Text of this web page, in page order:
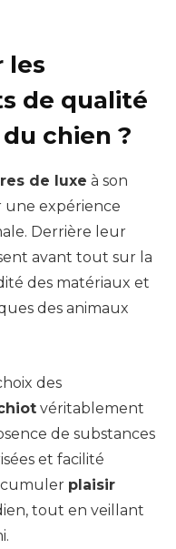
les
de qualité
chien ?
de luxe à son
une expérience
Derrière leur
avant tout sur la
des matériaux et
des animaux
des
véritablement
de substances
et facilité
cumuler plaisir
tout en veillant